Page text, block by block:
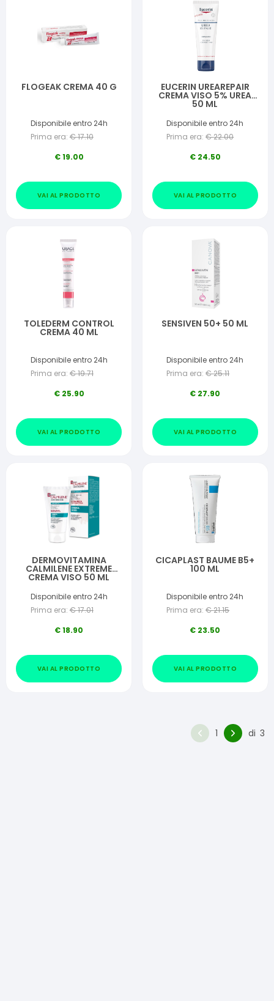
FLOGEAK CREMA 40 G
Disponibile entro 24h
Prima era: €17.10
€19.00
VAI AL PRODOTTO
EUCERIN UREAREPAIR
CREMA VISO 5% UREA
50 ML
Disponibile entro 24h
Prima era: €22.00
€ 24.50
VAI AL PRODOTTO
TOLEDERM CONTROL
CREMA 40 ML
Disponibile entro 24h
Prima era: €19.71
€ 25.90
VAI AL PRODOTTO
SENSIVEN 50+ 50 ML
Disponibile entro 24h
Prima era: €25.11
€ 27.90
VAI AL PRODOTTO
DERMOVITAMINA
CALMILENE EXTREME
CREMA VISO 50 ML
Disponibile entro 24h
Prima era: €17.01
€18.90
VAI AL PRODOTTO
CICAPLAST BAUME B5+
100 ML
Disponibile entro 24h
Prima era: €21.15
€ 23.50
VAI AL PRODOTTO
1 di 3